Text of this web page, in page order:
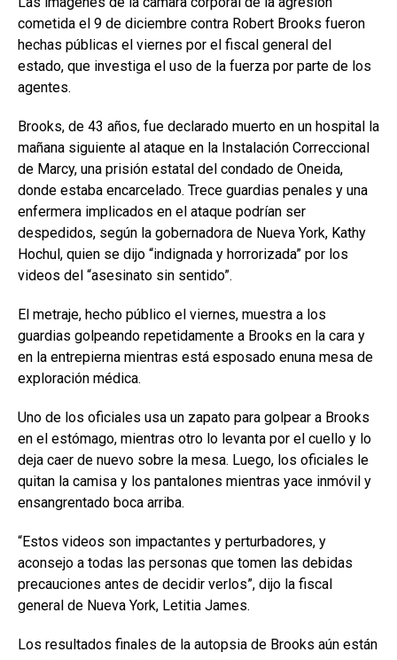
cometida el 9 de diciembre contra Robert Brooks fueron
hechas públicas el viernes por el fiscal general del
estado, que investiga el uso de la fuerza por parte de los
agentes.
Brooks, de 43 años, fue declarado muerto en un hospital la
mañana siguiente al ataque en la Instalación Correccional
de Marcy, una prisión estatal del condado de Oneida,
donde estaba encarcelado. Trece guardias penales y una
enfermera implicados en el ataque podrían ser
despedidos, según la gobernadora de Nueva York, Kathy
Hochul, quien se dijo “indignada y horrorizada” por los
videos del “asesinato sin sentido”.
El metraje, hecho público el viernes, muestra a los
guardias golpeando repetidamente a Brooks en la cara y
en la entrepierna mientras está esposado enuna mesa de
exploración médica.
Uno de los oficiales usa un zapato para golpear a Brooks
en el estómago, mientras otro lo levanta por el cuello y lo
deja caer de nuevo sobre la mesa. Luego, los oficiales le
quitan la camisa y los pantalones mientras yace inmóvil y
ensangrentado boca arriba.
“Estos videos son impactantes y perturbadores, y
aconsejo a todas las personas que tomen las debidas
precauciones antes de decidir verlos”, dijo la fiscal
general de Nueva York, Letitia James.
Los resultados finales de la autopsia de Brooks aún están